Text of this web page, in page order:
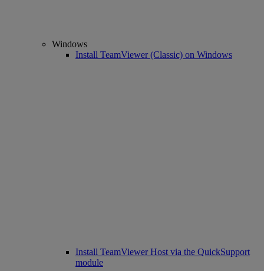
Windows
Install TeamViewer (Classic) on Windows
Install TeamViewer Host via the QuickSupport
module